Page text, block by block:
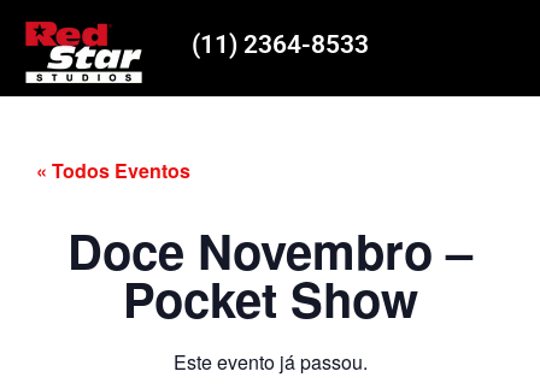
(11) 2364-8533
« Todos Eventos
Doce Novembro –
Pocket Show
Este evento já passou.